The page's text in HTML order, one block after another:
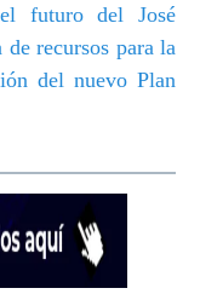
futuro del José
recursos para la
del nuevo Plan